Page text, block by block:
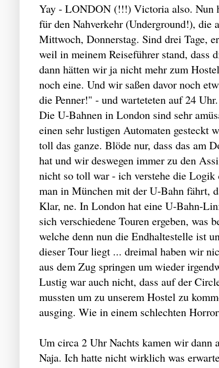
Yay - LONDON (!!!) Victoria also. Nun
für den Nahverkehr (Underground!), die
Mittwoch, Donnerstag. Sind drei Tage,
weil in meinem Reiseführer stand, dass
dann hätten wir ja nicht mehr zum
noch eine. Und wir saßen davor noch
die Penner!" - und warteteten auf 24 Uhr.
Die U-Bahnen in London sind sehr
einen sehr lustigen Automaten gesteckt
toll das ganze. Blöde nur, dass das am
hat und wir deswegen immer zu den
nicht so toll war - ich verstehe die
man in München mit der U-Bahn fährt,
Klar, ne. In London hat eine U-Bahn-
sich verschiedene Touren ergeben, was
welche denn nun die Endhaltestelle ist
dieser Tour liegt ... dreimal haben wir
aus dem Zug springen um wieder
Lustig war auch nicht, dass auf der
mussten um zu unserem Hostel zu
ausging. Wie in einem schlechten
Um circa 2 Uhr Nachts kamen wir dann
Naja. Ich hatte nicht wirklich was